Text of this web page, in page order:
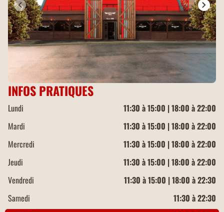
INFOS PRATIQUES
Lundi
11:30 à 15:00 | 18:00 à 22:00
Mardi
11:30 à 15:00 | 18:00 à 22:00
Mercredi
11:30 à 15:00 | 18:00 à 22:00
Jeudi
11:30 à 15:00 | 18:00 à 22:00
Vendredi
11:30 à 15:00 | 18:00 à 22:30
Samedi
11:30 à 22:30